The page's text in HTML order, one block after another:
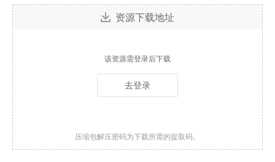
资源下载地址
该资源需登录后下载
去登录
压缩包解压密码为下载所需的提取码。